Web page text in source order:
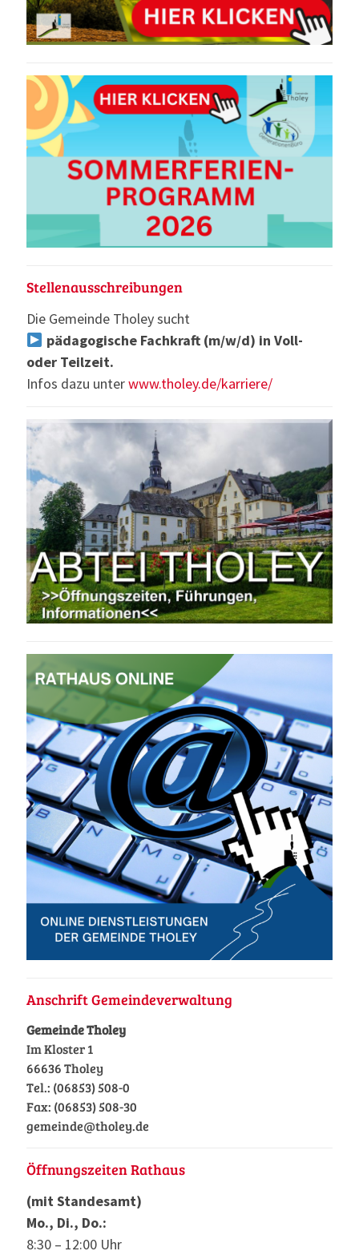
Stellenausschreibungen
Die Gemeinde Tholey sucht
pädagogische Fachkraft (m/w/d) in Voll-
oder Teilzeit.
Infos dazu unterwww.tholey.de/karriere/
Anschrift Gemeindeverwaltung
Gemeinde Tholey
Im Kloster 1
66636 Tholey
Tel.: (06853) 508-0
Fax: (06853) 508-30
gemeinde@tholey.de
Öffnungszeiten Rathaus
(mit Standesamt)
Mo., Di., Do.:
8:30 – 12:00 Uhr